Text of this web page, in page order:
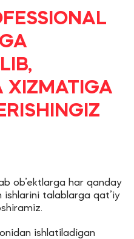
XIZMATIGA
ob’ektlarga har qanday
talablarga qat’iy
ishlatiladigan